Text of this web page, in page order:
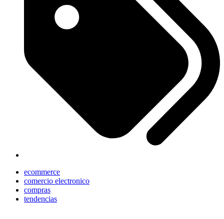
ecommerce
comercio electronico
compras
tendencias